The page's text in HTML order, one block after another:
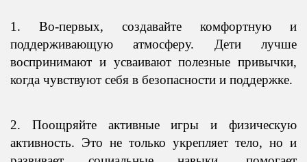
1. Во-первых, создавайте комфортную и
поддерживающую атмосферу. Дети лучше
воспринимают и усваивают полезные привычки,
когда чувствуют себя в безопасности и поддержке.
2. Поощряйте активные игры и физическую
активность. Это не только укрепляет тело, но и